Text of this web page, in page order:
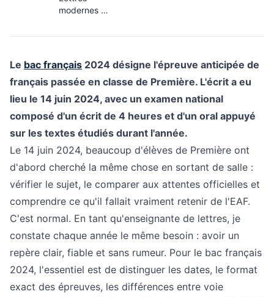
modernes —
lycée
Le bac français 2024 désigne l'épreuve anticipée de
français passée en classe de Première. L'écrit a eu
lieu le 14 juin 2024, avec un examen national
composé d'un écrit de 4 heures et d'un oral appuyé
sur les textes étudiés durant l'année.
Le 14 juin 2024, beaucoup d'élèves de Première ont
d'abord cherché la même chose en sortant de salle :
vérifier le sujet, le comparer aux attentes officielles et
comprendre ce qu'il fallait vraiment retenir de l'EAF.
C'est normal. En tant qu'enseignante de lettres, je
constate chaque année le même besoin : avoir un
repère clair, fiable et sans rumeur. Pour le bac français
2024, l'essentiel est de distinguer les dates, le format
exact des épreuves, les différences entre voie